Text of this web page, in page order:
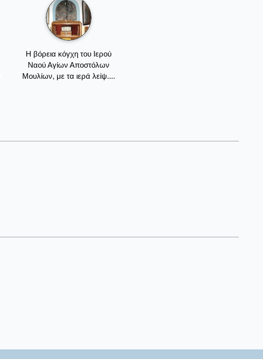
Η βόρεια κόγχη του Ιερού
Ναού Αγίων Αποστόλων
Μουλίων, με τα ιερά λείψ....